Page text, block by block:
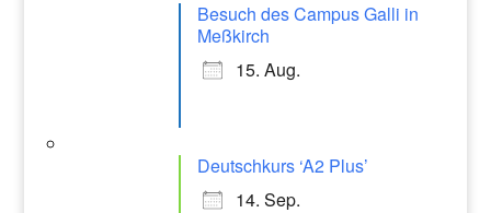
Besuch des Campus Galli in
Meßkirch
15. Aug.
Deutschkurs ‘A2 Plus’
14. Sep.